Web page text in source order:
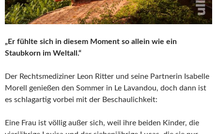
„Er fühlte sich in diesem Moment so allein wie ein
Staubkorn im Weltall.“
Der Rechtsmediziner Leon Ritter und seine Partnerin Isabelle
Morell genießen den Sommer in Le Lavandou, doch dann ist
es schlagartig vorbei mit der Beschaulichkeit:
Eine Frau ist völlig außer sich, weil ihre beiden Kinder, die